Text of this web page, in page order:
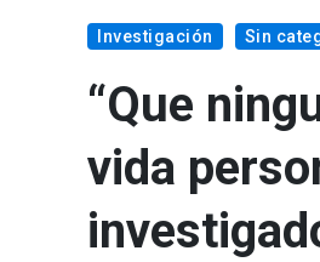
Investigación Sin
“Que
vida